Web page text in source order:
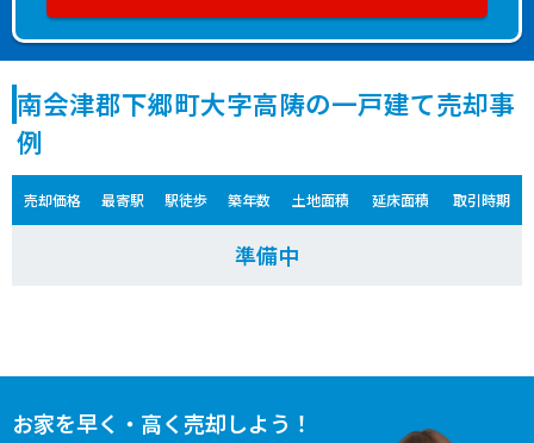
南会津郡下郷町大字高陦の一戸建て売却事
例
売却価格 最寄駅 駅徒歩 築年数 土地面積 延床面積 取引時期
準備中
お家を早く・高く売却しよう！